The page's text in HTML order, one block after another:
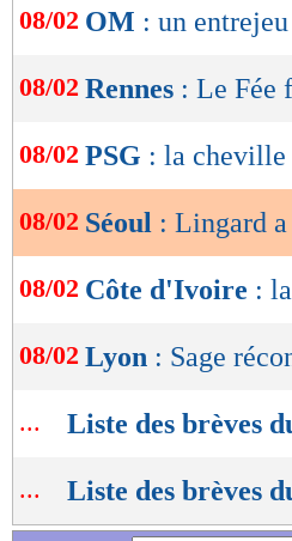
de
OK
08/02 OM : un
08/02 Rennes : Le Fée
08/02 PSG : la cheville
08/02 Séoul : Lingard
08/02 Côte d'Ivoire :
08/02 Lyon : Sage
... Liste des brèves
... Liste des brèves